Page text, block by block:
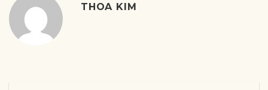
THOA KIM